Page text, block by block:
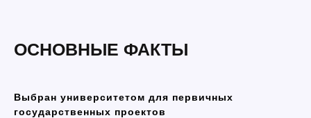
ОСНОВНЫЕ ФАКТЫ
Выбран университетом для первичных
государственных проектов